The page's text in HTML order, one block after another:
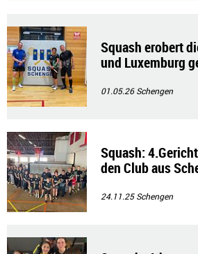
Squash erobert
und Luxemburg
01.05.26Schengen
Squash:
den Club aus
24.11.25Schengen